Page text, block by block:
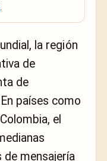
la región
de
de
países como
el
de mensajería